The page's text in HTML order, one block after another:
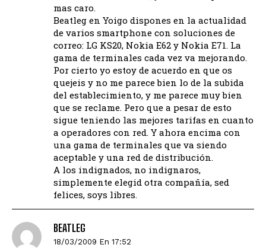
mas caro.
Beatleg en Yoigo dispones en la actualidad
de varios smartphone con soluciones de
correo: LG KS20, Nokia E62 y Nokia E71. La
gama de terminales cada vez va mejorando.
Por cierto yo estoy de acuerdo en que os
quejeis y no me parece bien lo de la subida
del establecimiento, y me parece muy bien
que se reclame. Pero que a pesar de esto
sigue teniendo las mejores tarifas en cuanto
a operadores con red. Y ahora encima con
una gama de terminales que va siendo
aceptable y una red de distribución.
A los indignados, no indignaros,
simplemente elegid otra compañía, sed
felices, soys libres.
BEATLEG
18/03/2009 En 17:52